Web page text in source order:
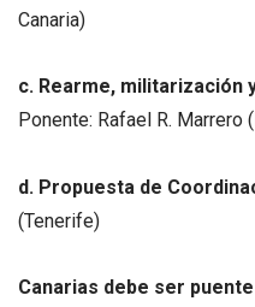
Canaria)
c. Rearme, militarización
Ponente: Rafael R. Marrero
d. Propuesta de
(Tenerife)
Canarias debe ser